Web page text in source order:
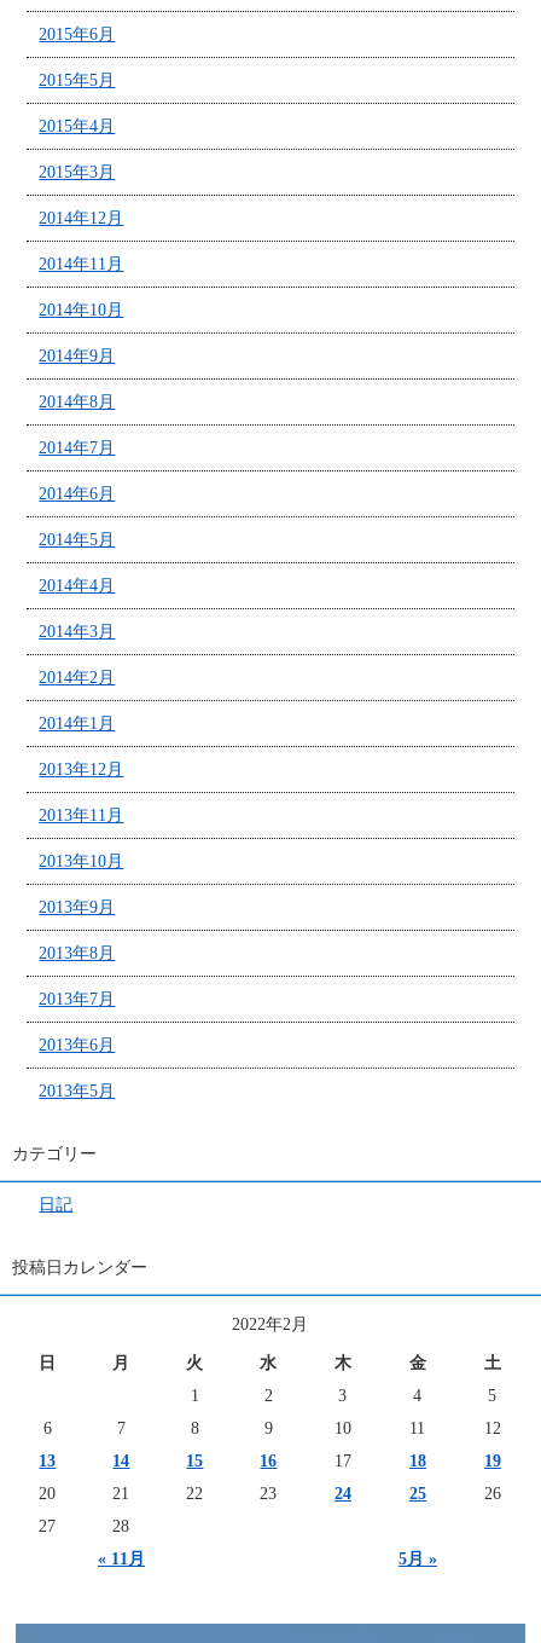
2015年6月
2015年5月
2015年4月
2015年3月
2014年12月
2014年11月
2014年10月
2014年9月
2014年8月
2014年7月
2014年6月
2014年5月
2014年4月
2014年3月
2014年2月
2014年1月
2013年12月
2013年11月
2013年10月
2013年9月
2013年8月
2013年7月
2013年6月
2013年5月
カテゴリー
日記
投稿日カレンダー
2022年2月
日 月 火 水 木 金 土
« 11月 5月 »
1 2 3 4
5
6
7 8 9 10 11
12
13
14 15 16 17 18
19
20
21 22 23 24 25
26
27
28